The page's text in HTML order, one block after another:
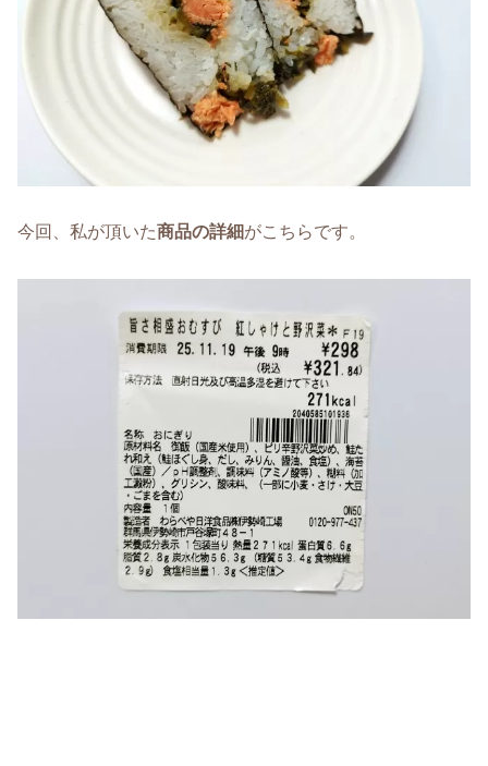
今回、私が頂いた商品の詳細がこちらです。